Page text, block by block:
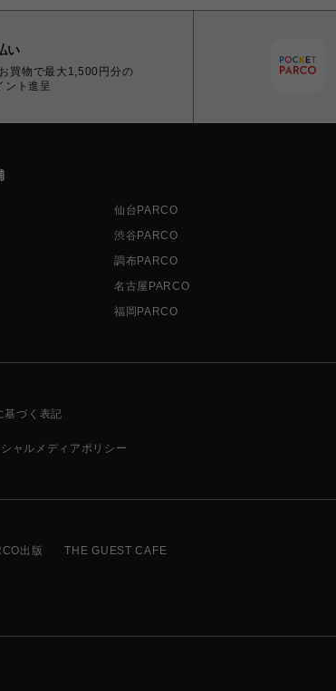
い
買物で最大1,500円分の
ント進呈
仙台PARCO
渋谷PARCO
調布PARCO
名古屋PARCO
福岡PARCO
基づく表記
ャルメディアポリシー
出版 THE GUEST CAFE